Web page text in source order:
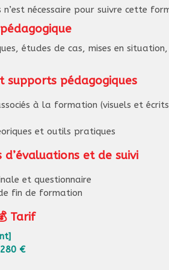
n’est nécessaire pour suivre cette
études de cas, mises en
supports pédagogiques
à la formation (visuels et
et outils pratiques
d’évaluations et de suivi
et questionnaire
fin de formation
Tarif
280 €